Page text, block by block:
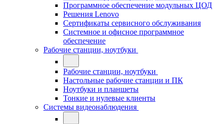
Программное обеспечение модульных ЦОД
Решения Lenovo
Сертификаты сервисного обслуживания
Системное и офисное программное
обеспечение
Рабочие станции, ноутбуки
Рабочие станции, ноутбуки
Настольные рабочие станции и ПК
Ноутбуки и планшеты
Тонкие и нулевые клиенты
Системы видеонаблюдения